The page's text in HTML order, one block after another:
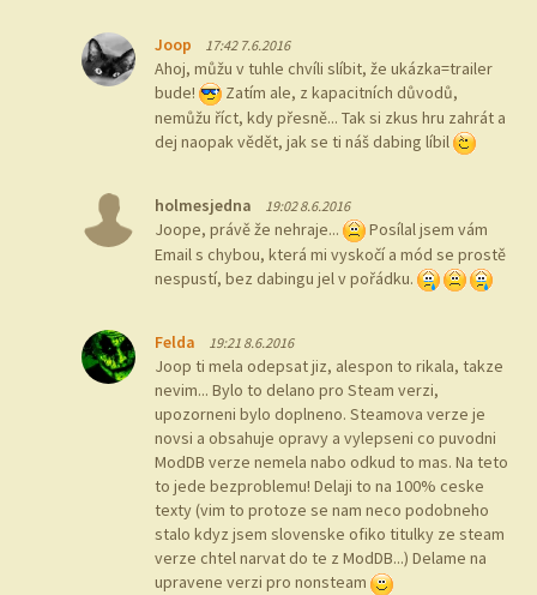
Joop 17:42 7.6.2016
Ahoj, můžu v tuhle chvíli slíbit, že ukázka=trailer
bude!
Zatím ale, z kapacitních důvodů,
nemůžu říct, kdy přesně... Tak si zkus hru zahrát a
dej naopak vědět, jak se ti náš dabing líbil
holmesjedna 19:02 8.6.2016
Joope, právě že nehraje...
Posílal jsem vám
Email s chybou, která mi vyskočí a mód se prostě
nespustí, bez dabingu jel v pořádku.
Felda 19:21 8.6.2016
Joop ti mela odepsat jiz, alespon to rikala, takze
nevim... Bylo to delano pro Steam verzi,
upozorneni bylo doplneno. Steamova verze je
novsi a obsahuje opravy a vylepseni co puvodni
ModDB verze nemela nabo odkud to mas. Na teto
to jede bezproblemu! Delaji to na 100% ceske
texty (vim to protoze se nam neco podobneho
stalo kdyz jsem slovenske ofiko titulky ze steam
verze chtel narvat do te z ModDB...) Delame na
upravene verzi pro nonsteam